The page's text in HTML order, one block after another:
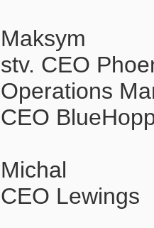
Maksym
stv. CEO
Operations
CEO
Michal
CEO Lewings